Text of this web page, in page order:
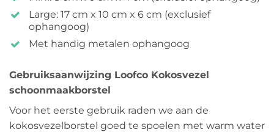
Large: 17 cm x 10 cm x 6 cm (exclusief
ophangoog)
Met handig metalen ophangoog
Gebruiksaanwijzing Loofco Kokosvezel
schoonmaakborstel
Voor het eerste gebruik raden we aan de
kokosvezelborstel goed te spoelen met warm water